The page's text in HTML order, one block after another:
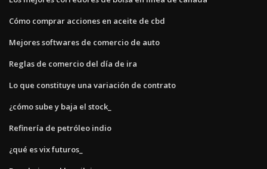
Cómo comprar acciones en aceite de cbd
Mejores softwares de comercio de auto
Reglas de comercio del día de ira
Lo que constituye una variación de contrato
¿cómo sube y baja el stock_
Refinería de petróleo indio
¿qué es vix futuros_